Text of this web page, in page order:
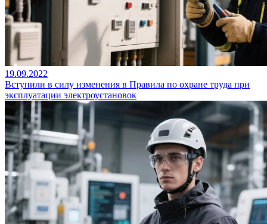
19.09.2022
Вступили в силу изменения в Правила по охране труда при
эксплуатации электроустановок